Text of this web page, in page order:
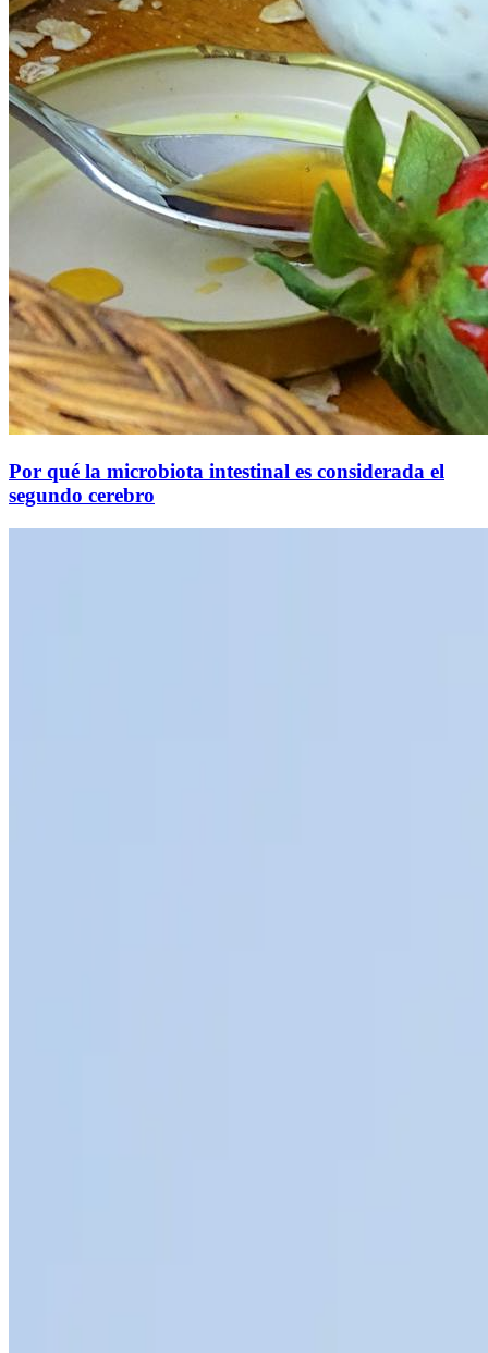
Por qué la microbiota intestinal es considerada el
segundo cerebro